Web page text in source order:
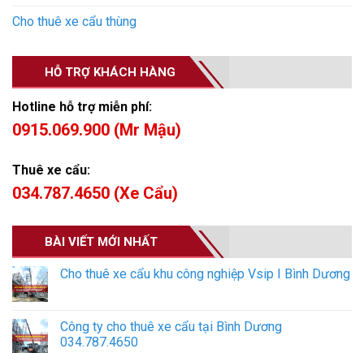
Cho thuê xe cẩu thùng
HỖ TRỢ KHÁCH HÀNG
Hotline hỗ trợ miễn phí:
0915.069.900 (Mr Mậu)
Thuê xe cẩu:
034.787.4650 (Xe Cẩu)
BÀI VIẾT MỚI NHẤT
Cho thuê xe cẩu khu công nghiệp Vsip I Bình Dương
Công ty cho thuê xe cẩu tại Bình Dương
034.787.4650